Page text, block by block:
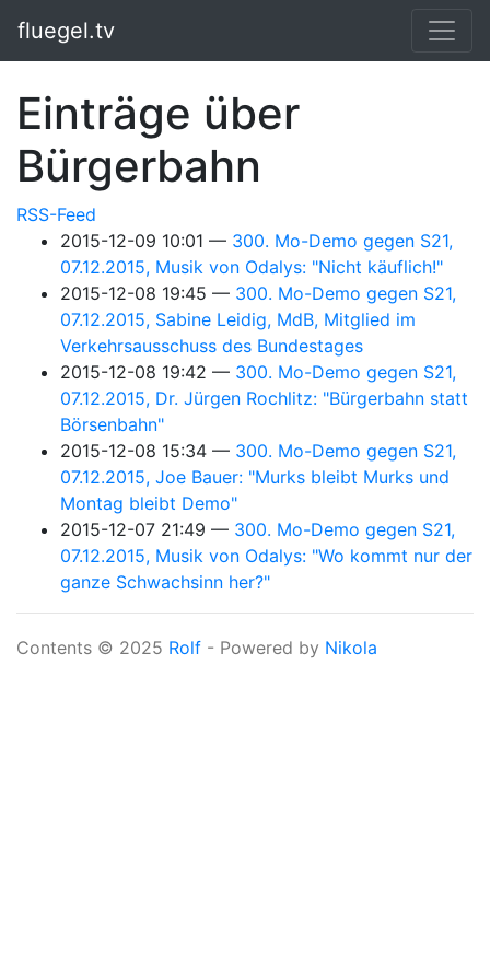
fluegel.tv
Einträge über
Bürgerbahn
RSS-Feed
2015-12-09 10:01
300. Mo-Demo gegen S21,
07.12.2015, Musik von Odalys: "Nicht käuflich!"
2015-12-08 19:45
300. Mo-Demo gegen S21,
07.12.2015, Sabine Leidig, MdB, Mitglied im
Verkehrsausschuss des Bundestages
2015-12-08 19:42
300. Mo-Demo gegen S21,
07.12.2015, Dr. Jürgen Rochlitz: "Bürgerbahn statt
Börsenbahn"
2015-12-08 15:34
300. Mo-Demo gegen S21,
07.12.2015, Joe Bauer: "Murks bleibt Murks und
Montag bleibt Demo"
2015-12-07 21:49
300. Mo-Demo gegen S21,
07.12.2015, Musik von Odalys: "Wo kommt nur der
ganze Schwachsinn her?"
Contents © 2025 Rolf - Powered by Nikola